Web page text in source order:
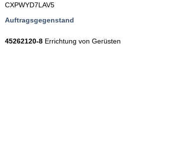
CXPWYD7LAV5
Auftragsgegenstand
45262120-8 Errichtung von Gerüsten